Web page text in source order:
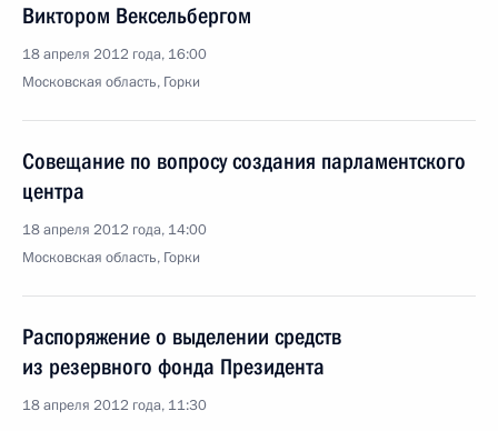
Виктором Вексельбергом
18 апреля 2012 года, 16:00
Московская область, Горки
Совещание по вопросу создания парламентского
центра
18 апреля 2012 года, 14:00
Московская область, Горки
Распоряжение о выделении средств
из резервного фонда Президента
18 апреля 2012 года, 11:30